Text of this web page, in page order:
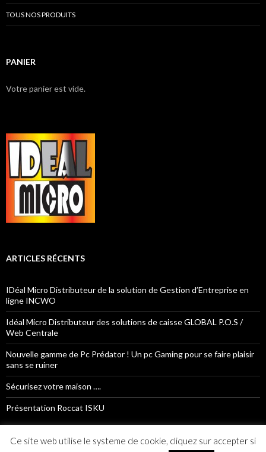
TOUS NOS PRODUITS
PANIER
Votre panier est vide.
ARTICLES RÉCENTS
IDéal Micro Distributeur de la solution de Gestion d’Entreprise en
ligne INCWO
Idéal Micro Distributeur des solutions de caisse GLOBAL P.O.S /
Web Centrale
Nouvelle gamme de Pc Prédator ! Un pc Gaming pour se faire plaisir
sans se ruiner
Sécurisez votre maison ….
Présentation Roccat ISKU
Ce site web utilise le systeme de cookie, cliquez sur accepter si